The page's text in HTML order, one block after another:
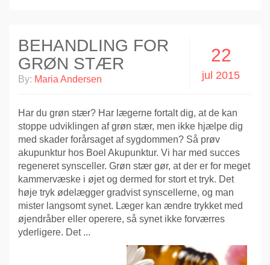
22
jul 2015
BEHANDLING FOR
GRØN STÆR
By: Maria Andersen
Har du grøn stær? Har lægerne fortalt dig, at de kan
stoppe udviklingen af grøn stær, men ikke hjælpe dig
med skader forårsaget af sygdommen? Så prøv
akupunktur hos Boel Akupunktur. Vi har med succes
regeneret synsceller. Grøn stær gør, at der er for meget
kammervæske i øjet og dermed for stort et tryk. Det
høje tryk ødelægger gradvist synscellerne, og man
mister langsomt synet. Læger kan ændre trykket med
øjendråber eller operere, så synet ikke forværres
yderligere. Det ...